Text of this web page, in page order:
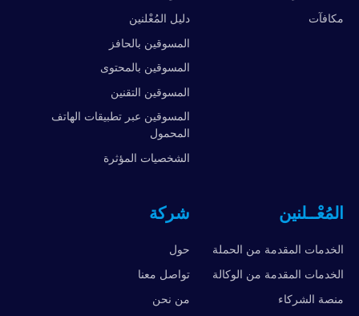
مكافآت
دليل المُعْلنين
المسوقين بالحافز
المسوقين بالمحتوى
المسوقين التقنين
المسوقين عبر تطبيقات الهاتف
المحمول
الشخصيات المؤثرة
المُعْــلنين
الخدمات المقدمة من الحملة
الخدمات المقدمة من الوكالة
منصة الشركاء
شركة
حول
تواصل معنا
من نحن